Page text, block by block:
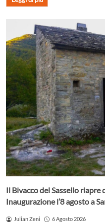
Il Bivacco del Sassello
Inaugurazione l’8 agosto a
Julian Zeni 6 Agosto 2026